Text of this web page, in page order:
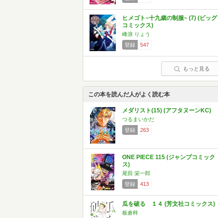
ヒメゴト~十九歳の制服~ (7) (ビッグ
コミックス)
峰浪 りょう
登録
547
もっと見る
この本を読んだ人がよく読む本
メダリスト(15) (アフタヌーンKC)
つるまいかだ
登録
263
ONE PIECE 115 (ジャンプコミック
ス)
尾田 栄一郎
登録
413
瓜を破る １４ (芳文社コミックス)
板倉梓